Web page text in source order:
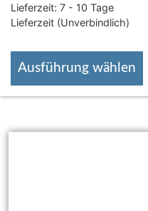
Lieferzeit: 7 - 10 Tage
Lieferzeit (Unverbindlich)
Ausführung wählen